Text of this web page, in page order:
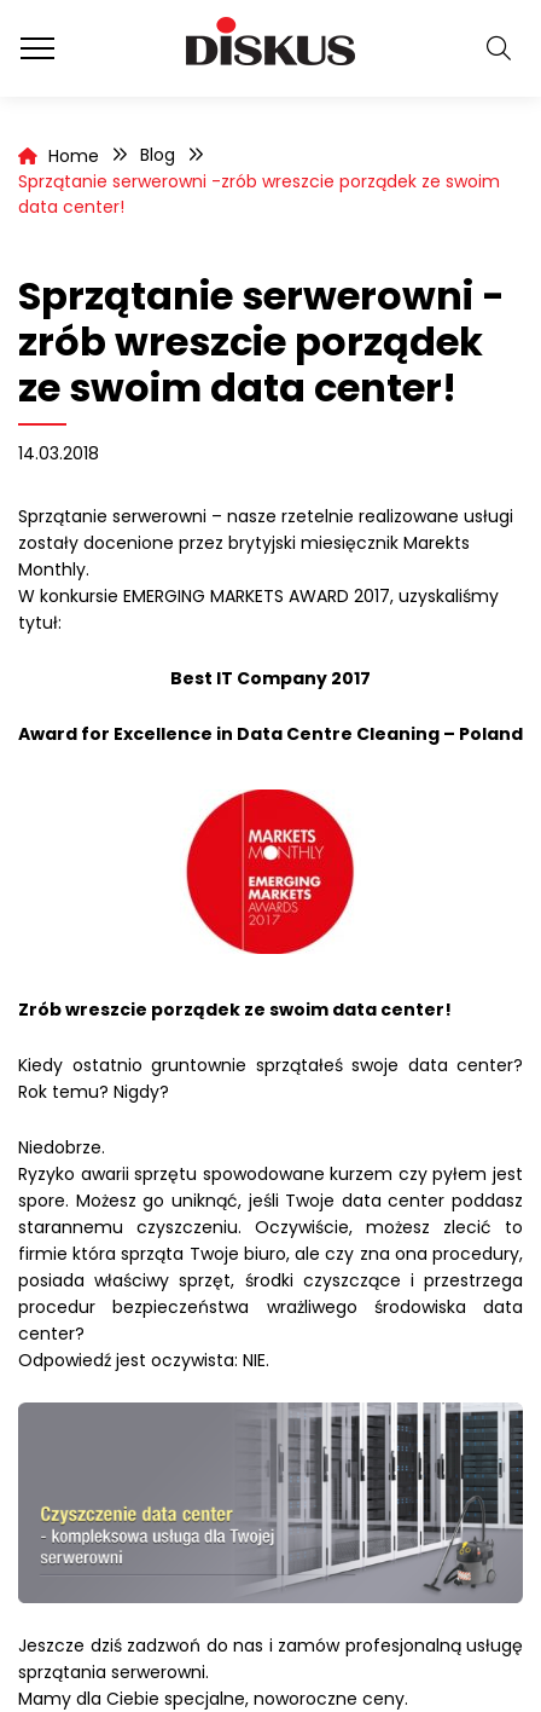
Home
Blog
Sprzątanie serwerowni -zrób wreszcie porządek ze swoim
data center!
Sprzątanie serwerowni -
zrób wreszcie porządek
ze swoim data center!
14.03.2018
Sprzątanie serwerowni – nasze rzetelnie realizowane usługi
zostały docenione przez brytyjski miesięcznik Marekts
Monthly.
W konkursie EMERGING MARKETS AWARD 2017, uzyskaliśmy
tytuł:
Best IT Company 2017
Award for Excellence in Data Centre Cleaning – Poland
Zrób wreszcie porządek ze swoim data center!
Kiedy ostatnio gruntownie sprzątałeś swoje data center?
Rok temu? Nigdy?
Niedobrze.
Ryzyko awarii sprzętu spowodowane kurzem czy pyłem jest
spore. Możesz go uniknąć, jeśli Twoje data center poddasz
starannemu czyszczeniu. Oczywiście, możesz zlecić to
firmie która sprząta Twoje biuro, ale czy zna ona procedury,
posiada właściwy sprzęt, środki czyszczące i przestrzega
procedur bezpieczeństwa wrażliwego środowiska data
center?
Odpowiedź jest oczywista: NIE.
Jeszcze dziś zadzwoń do nas i zamów profesjonalną usługę
sprzątania serwerowni.
Mamy dla Ciebie specjalne, noworoczne ceny.